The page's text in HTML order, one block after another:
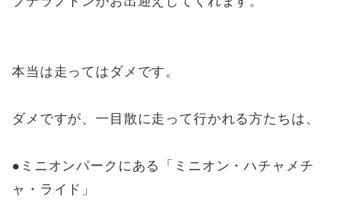
本当は走ってはダメです。
ダメですが、一目散に走って行かれる方たちは、
●ミニオンパークにある「ミニオン・ハチャメチ
ャ・ライド」